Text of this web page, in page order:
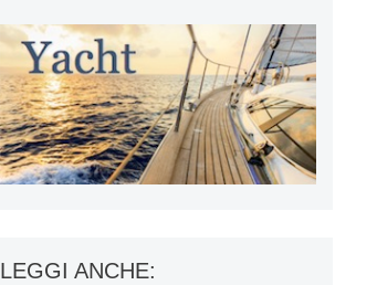
LEGGI ANCHE: